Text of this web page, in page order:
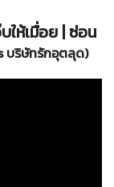
ให้เมื่อย | ซ่อน
บริษัทรักอุตลุด)